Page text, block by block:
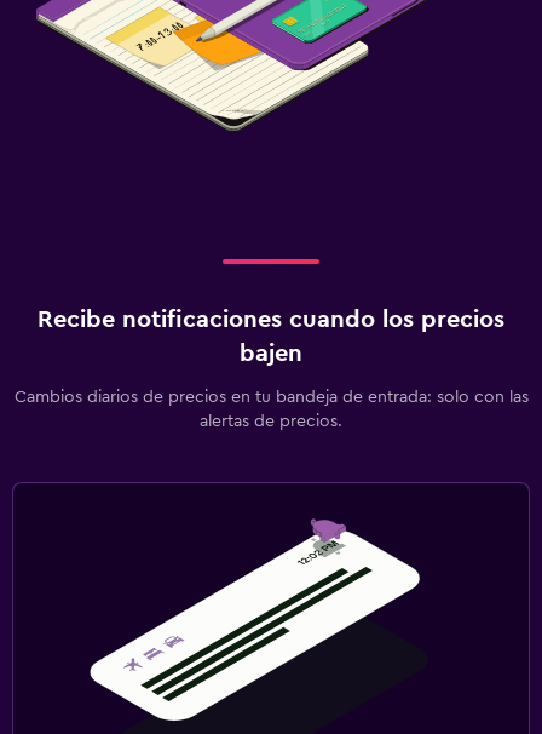
Recibe notificaciones cuando los precios
bajen
Cambios diarios de precios en tu bandeja de entrada: solo con las
alertas de precios.